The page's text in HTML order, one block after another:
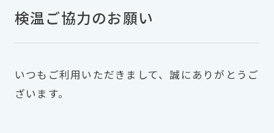
検温ご協力のお願い
いつもご利用いただきまして、誠にありがとうご
ざいます。